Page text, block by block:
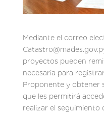
Mediante el correo
proyectos pueden
necesaria para
Proponente y obtener
que les permitirá
realizar el seguimiento